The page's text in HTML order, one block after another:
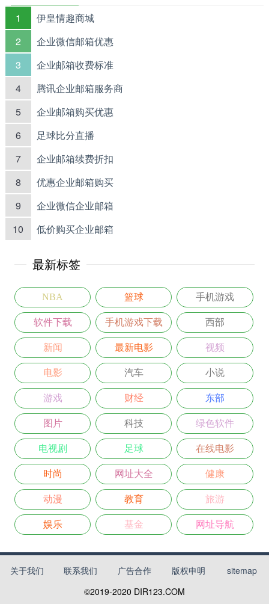
1
伊皇情趣商城
2
企业微信邮箱优惠
3
企业邮箱收费标准
4
腾讯企业邮箱服务商
5
企业邮箱购买优惠
6
足球比分直播
7
企业邮箱续费折扣
8
优惠企业邮箱购买
9
企业微信企业邮箱
10
低价购买企业邮箱
最新标签
NBA 篮球 手机游戏
软件下载 手机游戏下载 西部
新闻 最新电影 视频
电影 汽车 小说
游戏 财经 东部
图片 科技 绿色软件
电视剧 足球 在线电影
时尚 网址大全 健康
动漫 教育 旅游
娱乐 基金 网址导航
关于我们 联系我们 广告合作 版权申明
sitemap
©2019-2020 DIR123.COM